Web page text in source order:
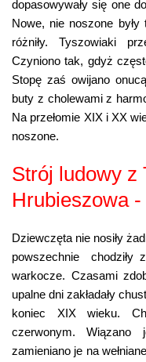
dopasowywały się one
Nowe, nie noszone
różniły. Tyszowiaki
Czyniono tak, gdyż
Stopę zaś owijano
buty z cholewami z
Na przełomie XIX i XX
noszone.
Strój ludowy z
Hrubieszowa
Dziewczęta nie nosiły
powszechnie chodziły z
warkocze. Czasami
upalne dni zakładały
koniec XIX wieku.
czerwonym.
zamieniano je na